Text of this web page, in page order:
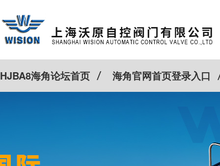
HJBA8海角论坛首页 海角官网首页登录入口